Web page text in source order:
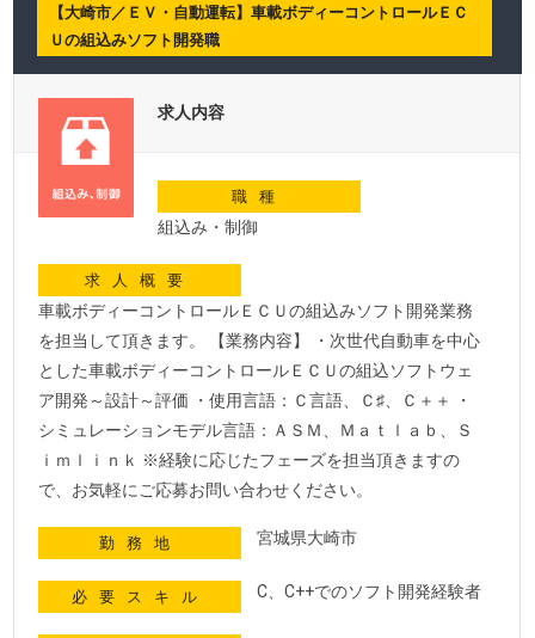
【大崎市／ＥＶ・自動運転】車載ボディーコントロールＥＣ
Ｕの組込みソフト開発職
求人内容
職種
組込み・制御
求人概要
車載ボディーコントロールＥＣＵの組込みソフト開発業務
を担当して頂きます。 【業務内容】 ・次世代自動車を中心
とした車載ボディーコントロールＥＣＵの組込ソフトウェ
ア開発～設計～評価 ・使用言語：Ｃ言語、Ｃ♯、Ｃ＋＋ ・
シミュレーションモデル言語：ＡＳＭ、Ｍａｔｌａｂ、Ｓ
ｉｍｌｉｎｋ ※経験に応じたフェーズを担当頂きますの
で、お気軽にご応募お問い合わせください。
勤務地 宮城県大崎市
必要スキル C、C++でのソフト開発経験者